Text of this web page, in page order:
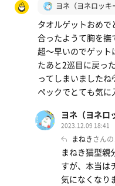
ヨネ（ヨネロッキ
タオルゲットおめ
合ったようて胸を撫
超〜早いのでゲット
たあと2巡目に戻っ
ってしまいました
ペックでとても気に
ヨネ（ヨネロ
2023.12.09 18:41
まねきさんの
まねき猫型親
すが、本当は
気になくなり